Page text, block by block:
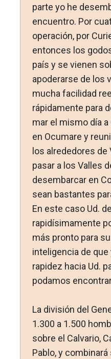
parte yo he
encuentro. Por
operación, por
entonces los
país y se vie­nen
apoderarse de los
mucha facilidad
rápidamente para
mar el mismo día
en Ocumare y
los alrededores de
pasar a los Valles
desembarcar en
sean bastantes
En este caso Ud.
rapidísimamente
más pronto para
inteligencia de
rapidez hacia Ud.
podamos
La división del
1.300 a 1.500
sobre el Calvario,
Pablo, y